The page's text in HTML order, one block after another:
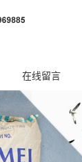
在线留言